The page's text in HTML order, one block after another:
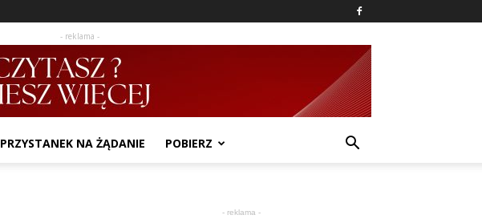
- reklama -
PRZYSTANEK NA ŻĄDANIE POBIERZ
- reklama -